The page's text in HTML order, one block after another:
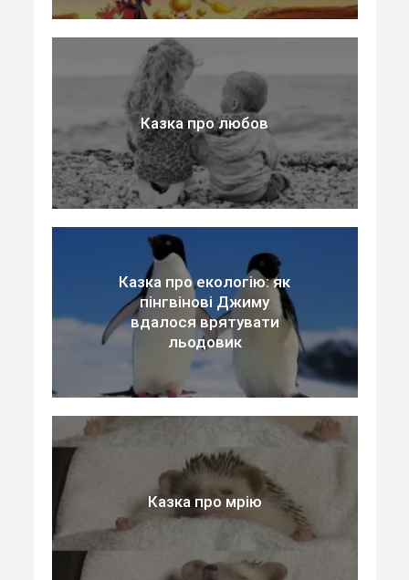
Казка про любов
Казка про екологію: як
пінгвінові Джиму
вдалося врятувати
льодовик
Казка про мрію